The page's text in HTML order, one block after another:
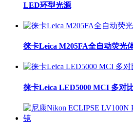
LED环型光源
徕卡Leica M205FA全自动荧光
徕卡Leica LED5000 MCI 多对